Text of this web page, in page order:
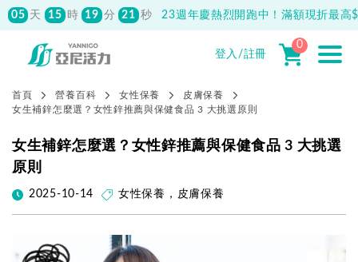
05 天 15 時 19 分 20 秒 23週年慶熱烈開跑中！滿額現折最高
登入/註冊
0
首頁 營養百科 女性保養
皮膚保養
女生補鋅怎麼選？女性鋅推薦與保健食品 3 大挑選原則
女生補鋅怎麼選？女性鋅推薦與保健食品 3 大挑選
原則
2025-10-14 女性保養 ， 皮膚保養